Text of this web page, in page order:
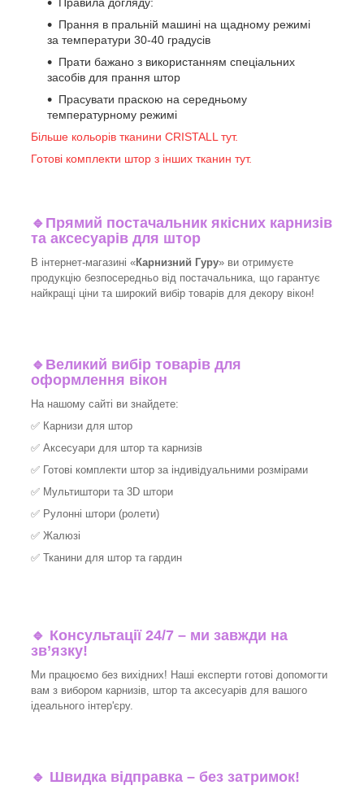
Правила догляду:
Прання в пральній машині на щадному режимі
за температури 30-40 градусів
Прати бажано з використанням спеціальних
засобів для прання штор
Прасувати праскою на середньому
температурному режимі
Більше кольорів тканини CRISTALL тут.
Готові комплекти штор з інших тканин тут.
🔹 Прямий постачальник якісних карнизів
та аксесуарів для штор
В інтернет-магазині «Карнизний Гуру» ви отримуєте
продукцію безпосередньо від постачальника, що гарантує
найкращі ціни та широкий вибір товарів для декору вікон!​
🔹 Великий вибір товарів для
оформлення вікон
На нашому сайті ви знайдете:
✅ Карнизи для штор
✅ Аксесуари для штор та карнизів
✅ Готові комплекти штор за індивідуальними розмірами
✅ Мультиштори та 3D штори
✅ Рулонні штори (ролети)
✅ Жалюзі
✅ Тканини для штор та гардин
🔹 Консультації 24/7 – ми завжди на
зв’язку!
Ми працюємо без вихідних! Наші експерти готові допомогти
вам з вибором карнизів, штор та аксесуарів для вашого
ідеального інтер'єру.​
🔹 Швидка відправка – без затримок!